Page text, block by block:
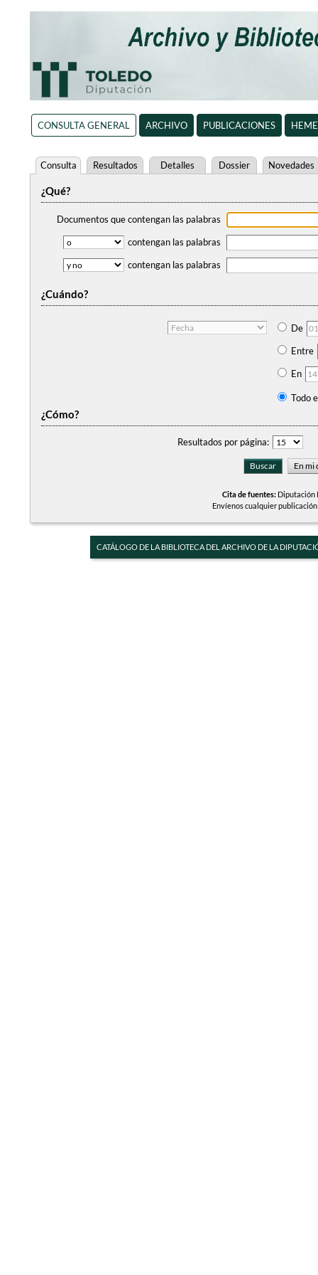
CONSULTA GENERAL ARCHIVO PUBLICACIONES
Consulta Resultados Detalles Dossier Novedades
¿Qué?
Documentos que contengan las palabras
contengan las palabras
contengan las palabras
¿Cuándo?
De
Entre
En
Todo
¿Cómo?
Resultados por página:
Cita de fuentes:Diputación
Envíenos cualquier
CATÁLOGO DE LA BIBLIOTECA DEL ARCHIVO DE LA